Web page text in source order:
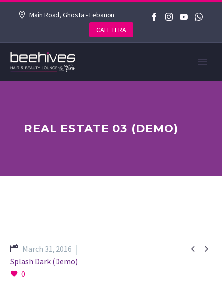
Main Road, Ghosta - Lebanon
CALL TERA
REAL ESTATE 03 (DEMO)
 
March 31, 2016
Splash Dark (Demo)
0